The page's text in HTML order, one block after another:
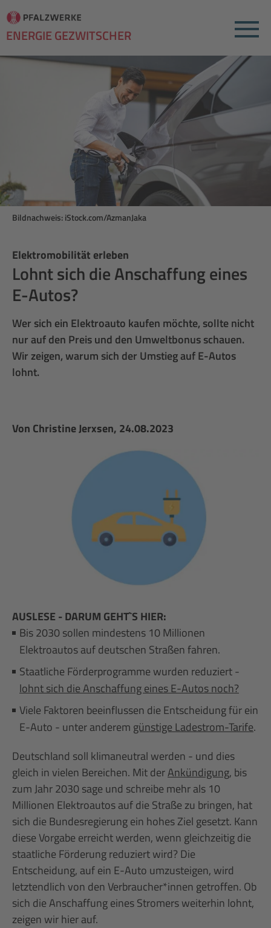
ENERGIE GEZWITSCHER Menu
Elektromobilität erleben
Lohnt sich die Anschaffung eines
E-Autos?
Wer sich ein Elektroauto kaufen möchte, sollte nicht
nur auf den Preis und den Umweltbonus schauen.
Wir zeigen, warum sich der Umstieg auf E-Autos
lohnt.
Bildnachweis: iStock.com/AzmanJaka
Von Christine Jerxsen, 24.08.2023
AUSLESE - DARUM GEHT`S HIER:
Bis 2030 sollen mindestens 10 Millionen
Elektroautos auf deutschen Straßen fahren.
Staatliche Förderprogramme wurden reduziert -
lohnt sich die Anschaffung eines E-Autos noch?
Viele Faktoren beeinflussen die Entscheidung für ein
E-Auto - unter anderem günstige Ladestrom-Tarife.
Deutschland soll klimaneutral werden - und dies
gleich in vielen Bereichen. Mit derAnkündigung, bis
zum Jahr 2030 sage und schreibe mehr als 10
Millionen Elektroautos auf die Straße zu bringen, hat
sich die Bundesregierung ein hohes Ziel gesetzt. Kann
diese Vorgabe erreicht werden, wenn gleichzeitig die
staatliche Förderung reduziert wird? Die
Entscheidung, auf ein E-Auto umzusteigen, wird
letztendlich von den Verbraucher*innen getroffen. Ob
sich die Anschaffung eines Stromers weiterhin lohnt,
zeigen wir hier auf.